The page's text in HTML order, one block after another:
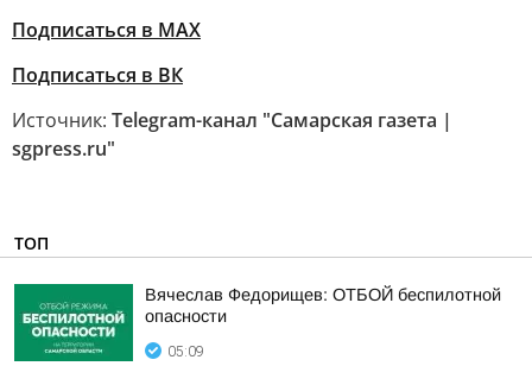
Подписаться в MAX
Подписаться в ВК
Источник: Telegram-канал "Самарская газета |
sgpress.ru"
ТОП
Вячеслав Федорищев: ОТБОЙ беспилотной
опасности
05:09